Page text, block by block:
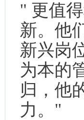
" 更值
新。他
新兴岗
为本的
归，他
力。"